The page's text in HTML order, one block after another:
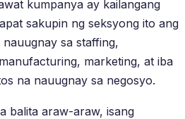
kumpanya ay kailangang
sakupin ng seksyong ito ang
nauugnay sa staffing,
marketing, at iba
na nauugnay sa negosyo.
balita araw-araw, isang